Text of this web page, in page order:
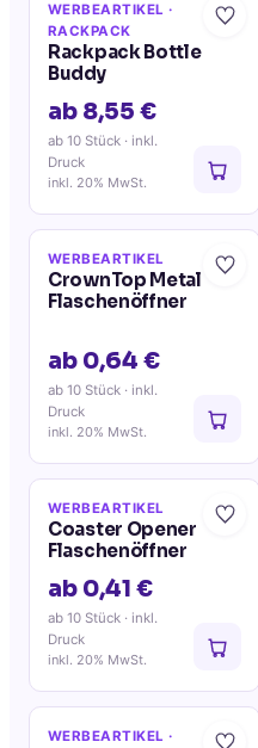
WERBEARTIKEL ·
RACKPACK
Rackpack Bottle
Buddy
ab 8,55 €
ab 10 Stück · inkl.
Druck
inkl. 20% MwSt.
WERBEARTIKEL
CrownTop Metal
Flaschenöffner
ab 0,64 €
ab 10 Stück · inkl.
Druck
inkl. 20% MwSt.
WERBEARTIKEL
Coaster Opener
Flaschenöffner
ab 0,41 €
ab 10 Stück · inkl.
Druck
inkl. 20% MwSt.
WERBEARTIKEL ·